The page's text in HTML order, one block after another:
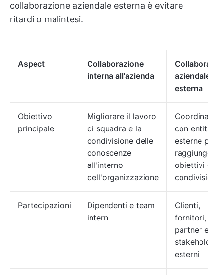
collaborazione aziendale esterna è evitare
ritardi o malintesi.
Aspect
Collaborazione
interna all'azienda
aziendale
esterna
Obiettivo
principale
Migliorare il lavoro
di squadra e la
condivisione delle
conoscenze
all'interno
dell'organizzazione
con entità
esterne per
obiettivi di
Partecipazioni
Dipendenti e team
interni
Clienti,
fornitori,
partner e
stakeholder
esterni